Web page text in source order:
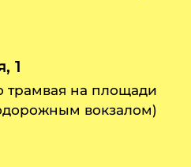
1
трамвая на площади
вокзалом)